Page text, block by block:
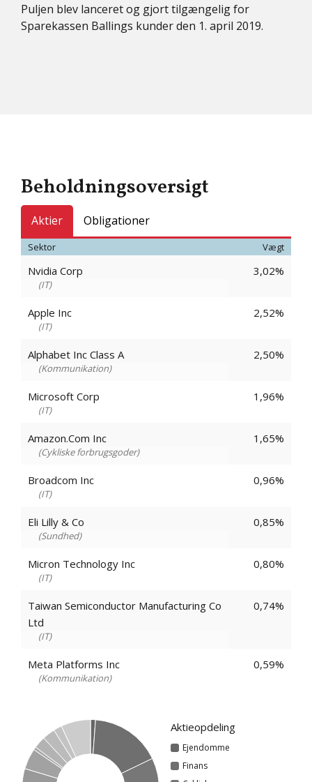
Puljen blev lanceret og gjort tilgængelig for
Sparekassen Ballings kunder den 1. april 2019.
Beholdningsoversigt
Aktier Obligationer
Sektor Vægt
Nvidia Corp
IT
3,02%
Apple Inc
IT
2,52%
Alphabet Inc Class A
Kommunikation
2,50%
Microsoft Corp
IT
1,96%
Amazon.Com Inc
Cykliske forbrugsgoder
1,65%
Broadcom Inc
IT
0,96%
Eli Lilly & Co
Sundhed
0,85%
Micron Technology Inc
IT
0,80%
Taiwan Semiconductor Manufacturing Co
Ltd
IT
0,74%
Meta Platforms Inc
Kommunikation
0,59%
Aktieopdeling
Ejendomme
Finans